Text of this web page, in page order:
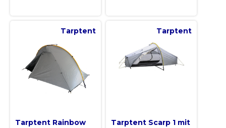
Tarptent
Tarptent Rainbow
Tarptent
Tarptent Scarp 1 mit